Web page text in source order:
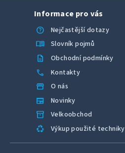
Informace pro vás
help
Nejčastější dotazy
menu_book Slovník pojmů
description Obchodní podmínky
call Kontakty
storefront O nás
newspaper Novinky
inventory_2 Velkoobchod
recycling Výkup použité techniky